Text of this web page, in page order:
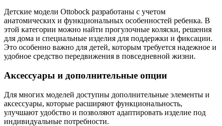
Детские модели Ottobock разработаны с учетом
анатомических и функциональных особенностей ребенка. В
этой категории можно найти прогулочные коляски, решения
для дома и специальные изделия для поддержки и фиксации.
Это особенно важно для детей, которым требуется надежное и
удобное средство передвижения в повседневной жизни.
Аксессуары и дополнительные опции
Для многих моделей доступны дополнительные элементы и
аксессуары, которые расширяют функциональность,
улучшают удобство и позволяют адаптировать изделие под
индивидуальные потребности.